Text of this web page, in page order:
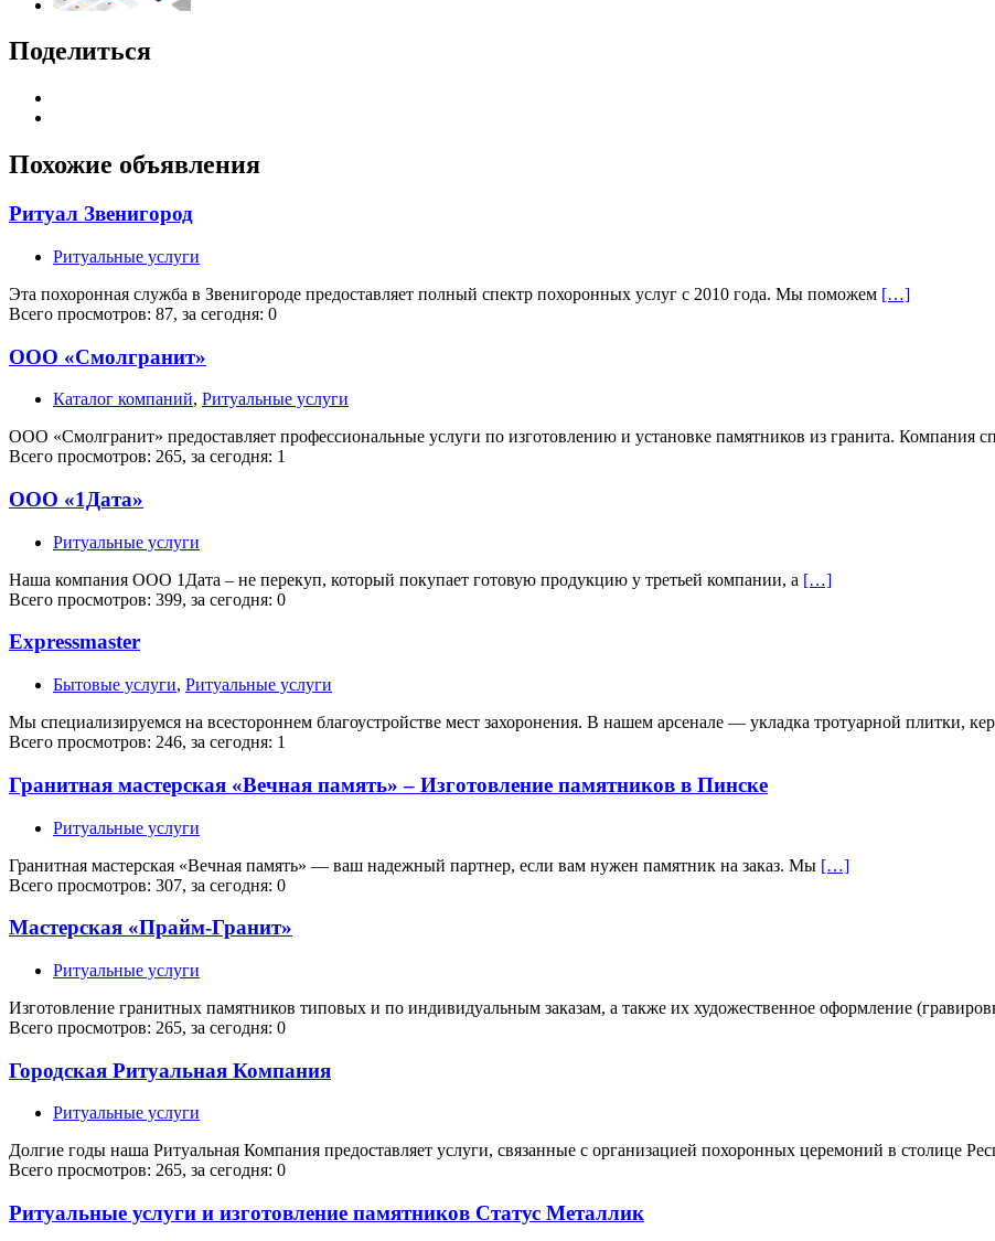
Поделиться
Похожие объявления
Ритуал Звенигород
Ритуальные услуги
Эта похоронная служба в Звенигороде предоставляет полный спектр похоронных услуг с 2010 года. Мы поможем […]
Всего просмотров: 87, за сегодня: 0
ООО «Смолгранит»
Каталог компаний, Ритуальные услуги
ООО «Смолгранит» предоставляет профессиональные услуги по изготовлению и установке памятников из гранита. Компания
Всего просмотров: 265, за сегодня: 1
ООО «1Дата»
Ритуальные услуги
Наша компания ООО 1Дата – не перекуп, который покупает готовую продукцию у третьей компании, а […]
Всего просмотров: 399, за сегодня: 0
Expressmaster
Бытовые услуги, Ритуальные услуги
Мы специализируемся на всестороннем благоустройстве мест захоронения. В нашем арсенале — укладка тротуарной плитки,
Всего просмотров: 246, за сегодня: 1
Гранитная мастерская «Вечная память» – Изготовление памятников в Пинске
Ритуальные услуги
Гранитная мастерская «Вечная память» — ваш надежный партнер, если вам нужен памятник на заказ. Мы […]
Всего просмотров: 307, за сегодня: 0
Мастерская «Прайм-Гранит»
Ритуальные услуги
Изготовление гранитных памятников типовых и по индивидуальным заказам, а также их художественное оформление
Всего просмотров: 265, за сегодня: 0
Городская Ритуальная Компания
Ритуальные услуги
Долгие годы наша Ритуальная Компания предоставляет услуги, связанные с организацией похоронных церемоний в столице
Всего просмотров: 265, за сегодня: 0
Ритуальные услуги и изготовление памятников Статус Металлик